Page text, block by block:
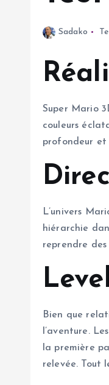
Sadako
Super Mario
couleurs
profondeur
L’univers
hiérarchie
reprendre
Bien que
l’aventure.
la première
relevée. Tout